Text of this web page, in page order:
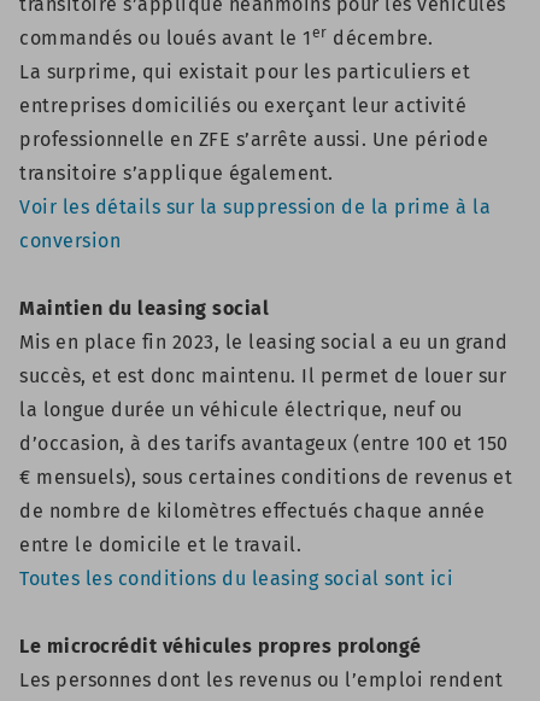
commandés ou loués avant le 1er décembre.
La surprime, qui existait pour les particuliers et
entreprises domiciliés ou exerçant leur activité
professionnelle en ZFE s’arrête aussi. Une période
transitoire s’applique également.
Voir les détails sur la suppression de la prime à la
conversion
Maintien du leasing social
Mis en place fin 2023, le leasing social a eu un grand
succès, et est donc maintenu. Il permet de louer sur
la longue durée un véhicule électrique, neuf ou
d’occasion, à des tarifs avantageux (entre 100 et 150
€ mensuels), sous certaines conditions de revenus et
de nombre de kilomètres effectués chaque année
entre le domicile et le travail.
Toutes les conditions du leasing social sont ici
Le microcrédit véhicules propres prolongé
Les personnes dont les revenus ou l’emploi rendent